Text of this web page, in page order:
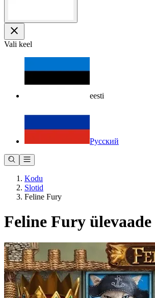
Vali keel
eesti
Русский
Kodu
Slotid
Feline Fury
Feline Fury ülevaade